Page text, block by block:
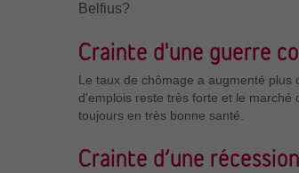
Belfius?
Crainte d'une guerre
Le taux de chômage a augmenté
d'emplois reste très forte et le marché
toujours en très bonne santé.
Crainte d’une récession